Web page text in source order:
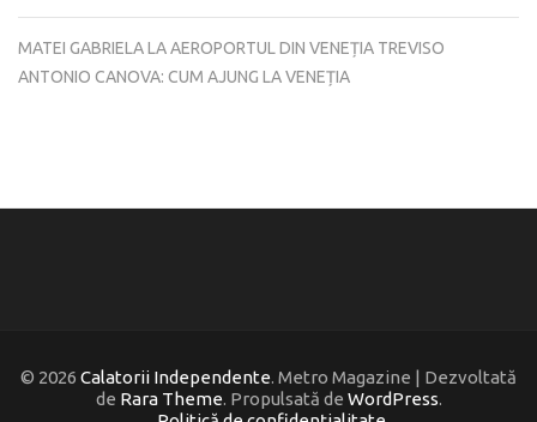
MATEI GABRIELALAAEROPORTUL DIN VENEȚIA TREVISO
ANTONIO CANOVA: CUM AJUNG LA VENEȚIA
© 2026 Calatorii Independente. Metro Magazine | Dezvoltată
de Rara Theme. Propulsată de WordPress.